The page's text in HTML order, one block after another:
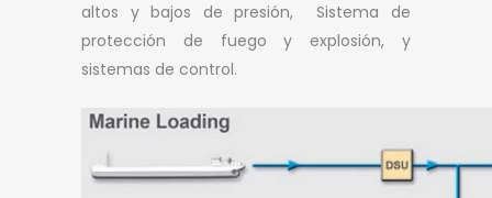
altos y bajos de presión, Sistema de
protección de fuego y explosión, y
sistemas de control.